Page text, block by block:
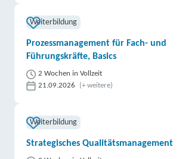
Weiterbildung
Prozessmanagement für Fach- und
Führungskräfte, Basics
2 Wochen in Vollzeit
21.09.2026
(+ weitere)
Weiterbildung
Strategisches Qualitätsmanagement